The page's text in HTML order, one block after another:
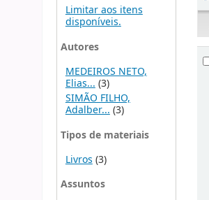
Limitar aos itens
disponíveis.
Autores
MEDEIROS NETO,
Elias... (3)
SIMÃO FILHO,
Adalber...(3)
Tipos de materiais
Livros (3)
Assuntos